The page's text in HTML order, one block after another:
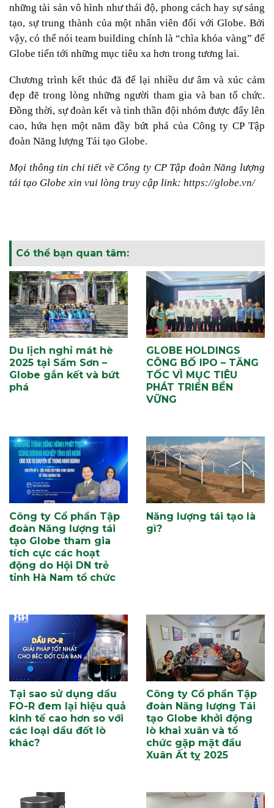
những tài sản vô hình như thái độ, phong cách hay sự sáng
tạo, sự trung thành của một nhân viên đối với Globe. Bởi
vậy, có thể nói team building chính là “chìa khóa vàng” để
Globe tiến tới những mục tiêu xa hơn trong tương lai.
Chương trình kết thúc đã để lại nhiều dư âm và xúc cảm
đẹp đẽ trong lòng những người tham gia và ban tổ chức.
Đồng thời, sự đoàn kết và tinh thần đội nhóm được đẩy lên
cao, hứa hẹn một năm đầy bứt phá của Công ty CP Tập
đoàn Năng lượng Tái tạo Globe.
Mọi thông tin chi tiết về Công ty CP Tập đoàn Năng lượng
tái tạo Globe xin vui lòng truy cập link: https://globe.vn/
Có thể bạn quan tâm:
Du lịch nghỉ mát hè
2025 tại Sầm Sơn –
Globe gắn kết và bứt
phá
GLOBE HOLDINGS
CÔNG BỐ IPO – TĂNG
TỐC VÌ MỤC TIÊU
PHÁT TRIỂN BỀN
VỮNG
Công ty Cổ phần Tập
đoàn Năng lượng tái
tạo Globe tham gia
tích cực các hoạt
động do Hội DN trẻ
tỉnh Hà Nam tổ chức
Năng lượng tái tạo là
gì?
Tại sao sử dụng dầu
FO-R đem lại hiệu quả
kinh tế cao hơn so với
các loại dầu đốt lò
khác?
Công ty Cổ phần Tập
đoàn Năng lượng Tái
tạo Globe khởi động
lò khai xuân và tổ
chức gặp mặt đầu
Xuân Ất tỵ 2025